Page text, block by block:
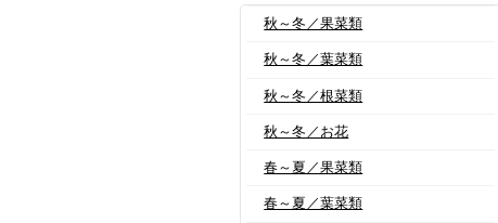
秋～冬／果菜類
秋～冬／葉菜類
秋～冬／根菜類
秋～冬／お花
春～夏／果菜類
春～夏／葉菜類